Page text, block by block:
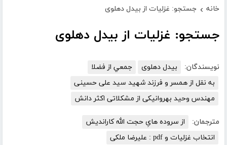
خانه › جستجو: غزلیات از بیدل دهلوی
جستجو: غزلیات از بیدل دهلوی
نویسندگان: بیدل دهلوی
جمعي از فضلا
به نقل از همسر و فرزند شهید سید علی حسینی
مهندس وحید بهروانیکی از مشکلاتی اکثر دانش
مترجمان:
از سروده هایِ حجت الله کاراندیش
انتخاب غزلیات و pdf : علیرضا ملکی